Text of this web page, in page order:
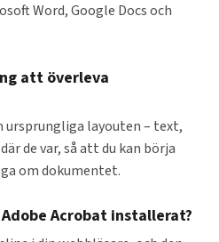
Word, Google Docs och
att överleva
ursprungliga layouten – text,
de var, så att du kan börja
om dokumentet.
Acrobat installerat?